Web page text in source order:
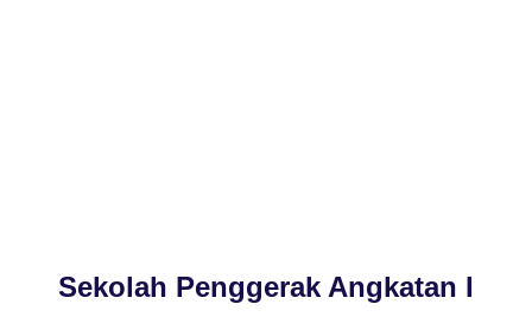
Sekolah Penggerak Angkatan I